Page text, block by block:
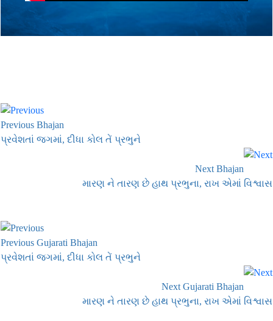
Previous Bhajan
પ્રવેશતાં જગમાં, દીધા કોલ તેં પ્રભુને
Next Bhajan
મારણ ને તારણ છે હાથ પ્રભુના, રાખ એમાં વિશ્વાસ
Previous Gujarati Bhajan
પ્રવેશતાં જગમાં, દીધા કોલ તેં પ્રભુને
Next Gujarati Bhajan
મારણ ને તારણ છે હાથ પ્રભુના, રાખ એમાં વિશ્વાસ